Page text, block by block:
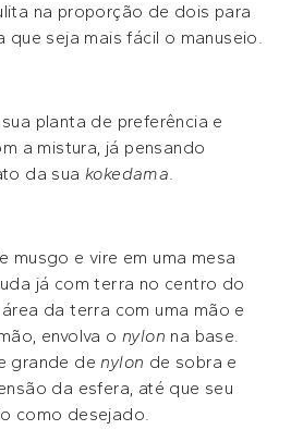
na proporção de dois para
que seja mais fácil o manuseio.
planta de preferência e
a mistura, já pensando
da sua kokedama.
musgo e vire em uma mesa
já com terra no centro do
da terra com uma mão e
envolva o nylon na base.
grande denylon de sobra e
da esfera, até que seu
como desejado.